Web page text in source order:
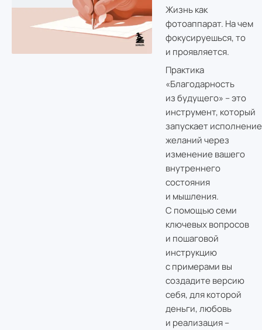
Жизнь как
фотоаппарат. На чем
фокусируешься, то
и проявляется.
Практика
«Благодарность
из будущего» – это
инструмент, который
запускает исполнение
желаний через
изменение вашего
внутреннего
состояния
и мышления.
С помощью семи
ключевых вопросов
и пошаговой
инструкцию
с примерами вы
создадите версию
себя, для которой
деньги, любовь
и реализация –